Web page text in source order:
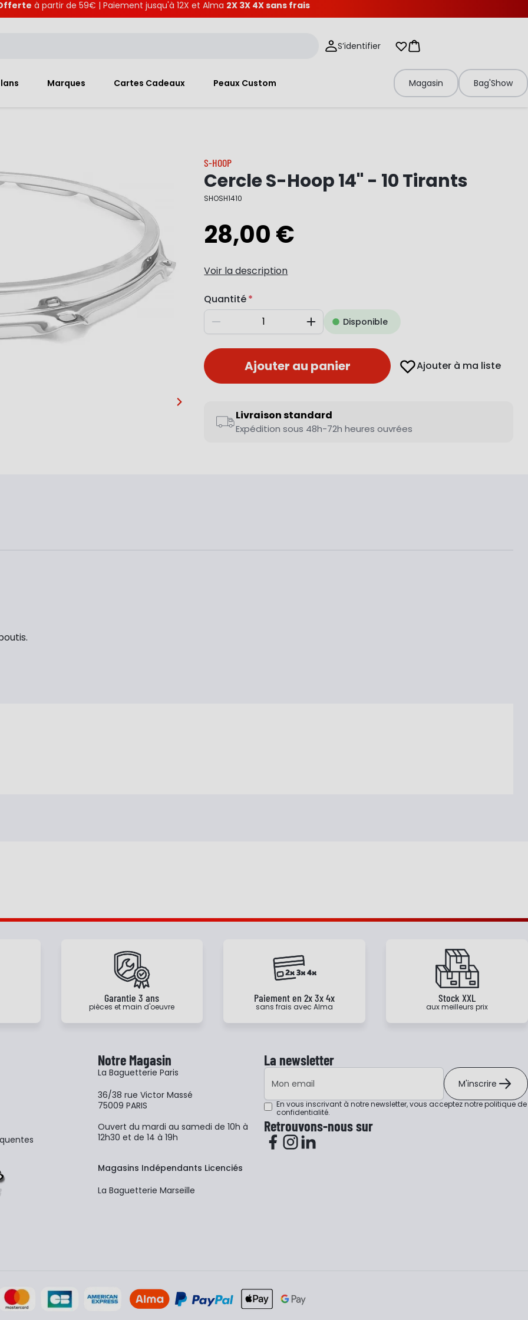
à partir de 59€ | Paiement jusqu'à 12X et Alma 2X 3X 4X sans frais
S’identifier Mes listes d'envies
Panier
Marques Cartes Cadeaux Peaux Custom Magasin Bag'Show
…
S-HOOP
Cercle S-Hoop 14" - 10 Tirants
SHOSH1410
28,00 €
Voir la description
Quantité
Diminuer AugmenterDisponible
Ajouter au panier Ajouter à ma liste
Livraison standard
Expédition sous 48h-72h heures ouvrées
Garantie 3 ans
pièces et main d'oeuvre
Paiement en 2x 3x 4x
sans frais avec Alma
Stock XXL
aux meilleurs prix
Notre Magasin
La Baguetterie Paris
36/38 rue Victor Massé
75009 PARIS
Ouvert du mardi au samedi de 10h à
12h30 et de 14 à 19h
Magasins Indépendants Licenciés
La Baguetterie Marseille
La newsletter
Adresse e-mail
M'inscrire
En vous inscrivant à notre newsletter, vous acceptez notrepolitique de
confidentialité.
Retrouvons-nous sur